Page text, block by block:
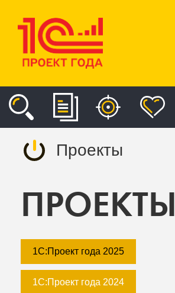
Проекты
ПРОЕКТЫ
1С:Проект года 2025
1С:Проект года 2024